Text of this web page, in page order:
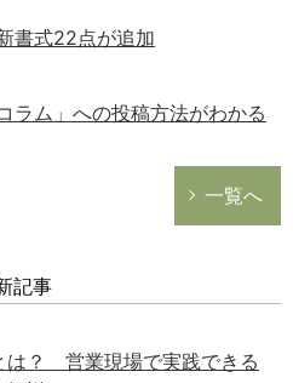
書式22点が追加
ラム」への投稿方法がわかる
一覧へ
記事
は？ 営業現場で実践できる